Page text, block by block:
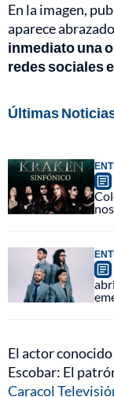
En la imagen,
aparece
inmediato una
redes sociales
Últimas
El actor
Escobar: El
Caracol